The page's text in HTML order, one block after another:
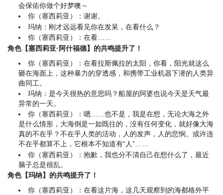
会保佑你做个好梦噢～
你（塞西莉亚）：谢谢。
玛纳：刚才远远看见你在发呆，在看什么？
你（塞西莉亚）：在看……
角色【塞西莉亚·阿什福德】的共鸣提升了！
你（塞西莉亚）：在看拉斯佩拉的太阳，你看，阳光就这么
砸在海面上，这种暴力的穿透感，和携带工业机器下潜的人类异
曲同工。
玛纳：是今天很热的意思吗？船屋的阿婆也说今天是天气最
异常的一天。
你（塞西莉亚）：嗯……也不是，我是在想，无论大海之外
是什么情形，大海倒是一如既往的，没有任何变化，就好像大海
真的不在乎？不在乎人类的活动，人的发声，人的悲悯。或许连
不在乎都算不上，它根本不知道有“人”……
你（塞西莉亚）：抱歉，我也分不清自己在想什么了，最近
脑子总是很乱。
角色【玛纳】的共鸣提升了！
你（塞西莉亚）：在看这片海，这几天观察到的海都格外平